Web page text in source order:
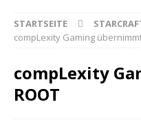
STARTSEITE
compLexity Gaming
compLexity
ROOT